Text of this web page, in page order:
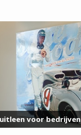
voor bedrijven